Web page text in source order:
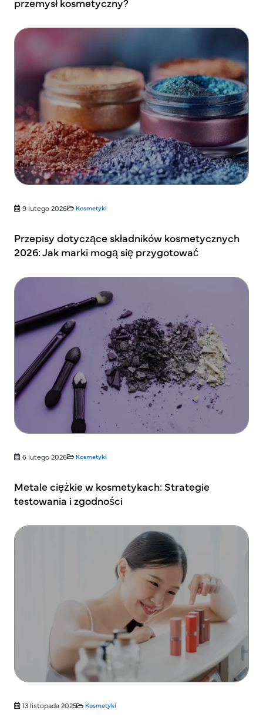
9 lutego 2026 Kosmetyki
Przepisy dotyczące składników kosmetycznych
2026: Jak marki mogą się przygotować
6 lutego 2026 Kosmetyki
Metale ciężkie w kosmetykach: Strategie
testowania i zgodności
13 listopada 2025 Kosmetyki